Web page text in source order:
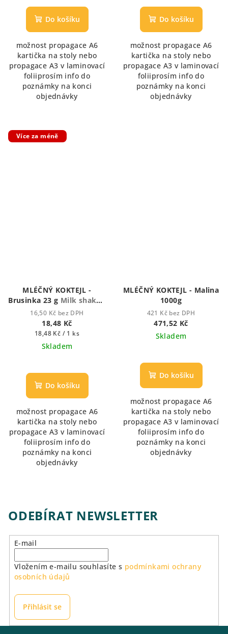
hodnocení
produktu
z
5
hvězdiček.
Do košíku
možnost propagace A6
kartička na stoly nebo
propagace A3 v laminovací
foliiprosím info do
poznámky na konci
objednávky
Do košíku
možnost propagace A6
kartička na stoly nebo
propagace A3 v laminovací
foliiprosím info do
poznámky na konci
objednávky
Více za méně
MLÉČNÝ KOKTEJL -
Brusinka 23 g Milk shake -
Mléčný koktejl
16,50 Kč bez DPH
18,48 Kč
Měrná
cena:
18,48 Kč / 1 ks
Skladem
Do košíku
možnost propagace A6
kartička na stoly nebo
propagace A3 v laminovací
foliiprosím info do
poznámky na konci
objednávky
MLÉČNÝ KOKTEJL - Malina
1000g
421 Kč bez DPH
471,52 Kč
Skladem
Do košíku
možnost propagace A6
kartička na stoly nebo
propagace A3 v laminovací
foliiprosím info do
poznámky na konci
objednávky
ODEBÍRAT NEWSLETTER
E-mail
Vložením e-mailu souhlasíte s podmínkami ochrany
osobních údajů
Přihlásit se